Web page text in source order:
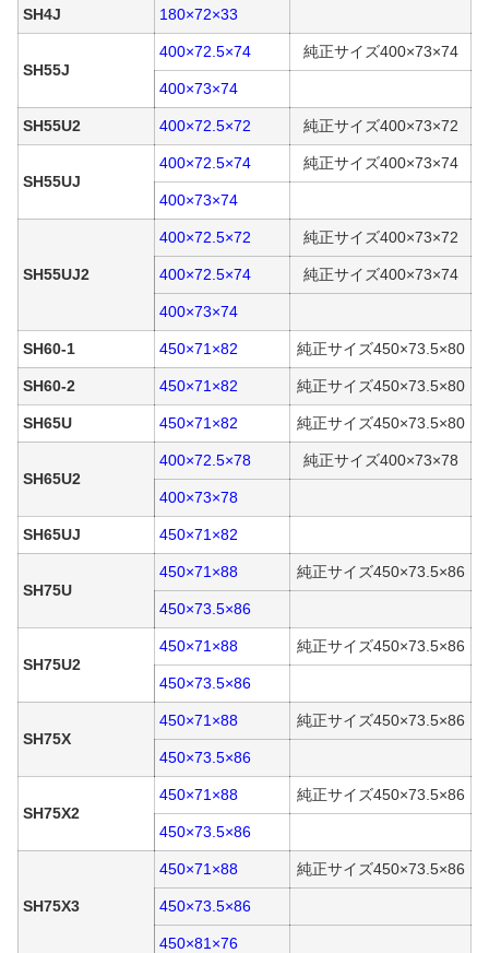
SH4J 180×72×33
SH55J
400×72.5×74 純正サイズ400×73×74
400×73×74
SH55U2 400×72.5×72 純正サイズ400×73×72
SH55UJ
400×72.5×74 純正サイズ400×73×74
400×73×74
SH55UJ2
400×72.5×72 純正サイズ400×73×72
400×72.5×74 純正サイズ400×73×74
400×73×74
SH60-1 450×71×82 純正サイズ450×73.5×80
SH60-2 450×71×82 純正サイズ450×73.5×80
SH65U 450×71×82 純正サイズ450×73.5×80
SH65U2
400×72.5×78 純正サイズ400×73×78
400×73×78
SH65UJ 450×71×82
SH75U
450×71×88 純正サイズ450×73.5×86
450×73.5×86
SH75U2
450×71×88 純正サイズ450×73.5×86
450×73.5×86
SH75X
450×71×88 純正サイズ450×73.5×86
450×73.5×86
SH75X2
450×71×88 純正サイズ450×73.5×86
450×73.5×86
SH75X3
450×71×88 純正サイズ450×73.5×86
450×73.5×86
450×81×76